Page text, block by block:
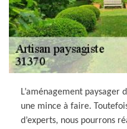
L’aménagement paysager
une mince à faire.
d’experts, nous pourrons